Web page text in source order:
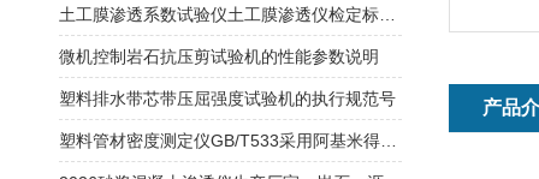
产品
微机控制岩石抗压剪试验机的性能参数说明
塑料排水带芯带压屈强度试验机的执行规范号